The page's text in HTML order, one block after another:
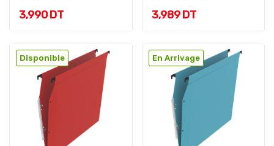
3,990 DT 3,989 DT
Disponible En Arrivage